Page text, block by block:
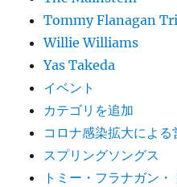
Tommy Flanagan
Willie Williams
Yas Takeda
イベント
カテゴリを追加
コロナ感染拡大によ
スプリングソングス
トミー・フラナガン・